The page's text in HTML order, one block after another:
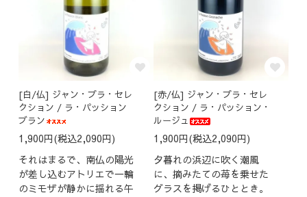
[白/仏] ジャン・プラ・セレ
クション / ラ・パッション
ブラン
1,900円(税込2,090円)
それはまるで、南仏の陽光
が差し込むアトリエで一輪
のミモザが静かに揺れる午
[赤/仏] ジャン・プラ・セレ
クション / ラ・パッション・
ルージュ
1,900円(税込2,090円)
夕暮れの浜辺に吹く潮風
に、摘みたての苺を乗せた
グラスを掲げるひととき。